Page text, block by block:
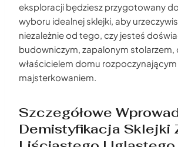
eksploracji będziesz przygotowany
wyboru idealnej sklejki, aby
niezależnie od tego, czy jesteś
budowniczym, zapalonym stolarzem,
właścicielem domu
majsterkowaniem.
Szczegółowe
Demistyfikacja Sklejki